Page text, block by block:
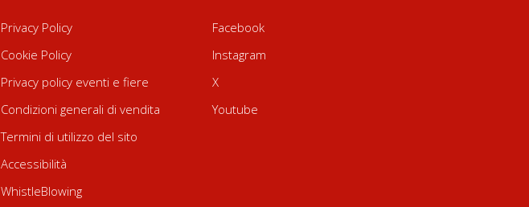
Privacy Policy
Cookie Policy
Privacy policy eventi e fiere
Condizioni generali di vendita
Termini di utilizzo del sito
Accessibilità
WhistleBlowing
Facebook
Instagram
X
Youtube